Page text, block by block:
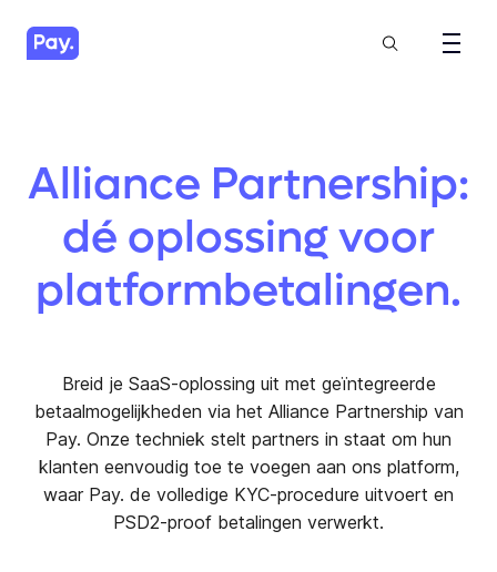
Alliance Partnership:
dé oplossing voor
platform­betalingen.
Breid je SaaS-oplossing uit met geïntegreerde
betaalmogelijkheden via het Alliance Partnership van
Pay. Onze techniek stelt partners in staat om hun
klanten eenvoudig toe te voegen aan ons platform,
waar Pay. de volledige KYC-procedure uitvoert en
PSD2-proof betalingen verwerkt.